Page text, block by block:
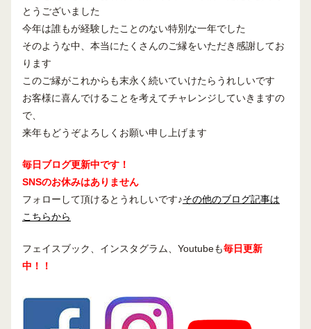
とうございました
今年は誰もが経験したことのない特別な一年でした
そのような中、本当にたくさんのご縁をいただき感謝してお
ります
このご縁がこれからも末永く続いていけたらうれしいです
お客様に喜んでけることを考えてチャレンジしていきますの
で、
来年もどうぞよろしくお願い申し上げます
毎日ブログ更新中です！
SNSのお休みはありません
フォローして頂けるとうれしいです♪その他のブログ記事は
こちらから
フェイスブック、インスタグラム、Youtubeも毎日更新
中！！